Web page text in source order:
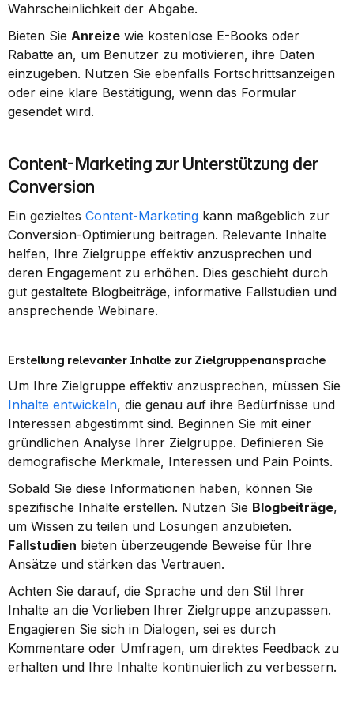
Wahrscheinlichkeit der Abgabe.
Bieten Sie Anreize wie kostenlose E-Books oder
Rabatte an, um Benutzer zu motivieren, ihre Daten
einzugeben. Nutzen Sie ebenfalls Fortschrittsanzeigen
oder eine klare Bestätigung, wenn das Formular
gesendet wird.
Content-Marketing zur Unterstützung der
Conversion
Ein gezieltes Content-Marketing kann maßgeblich zur
Conversion-Optimierung beitragen. Relevante Inhalte
helfen, Ihre Zielgruppe effektiv anzusprechen und
deren Engagement zu erhöhen. Dies geschieht durch
gut gestaltete Blogbeiträge, informative Fallstudien und
ansprechende Webinare.
Erstellung relevanter Inhalte zur Zielgruppenansprache
Inhalte entwickeln, die genau auf ihre Bedürfnisse und
Interessen abgestimmt sind. Beginnen Sie mit einer
gründlichen Analyse Ihrer Zielgruppe. Definieren Sie
demografische Merkmale, Interessen und Pain Points.
Sobald Sie diese Informationen haben, können Sie
spezifische Inhalte erstellen. Nutzen Sie Blogbeiträge,
Fallstudien bieten überzeugende Beweise für Ihre
Ansätze und stärken das Vertrauen.
Achten Sie darauf, die Sprache und den Stil Ihrer
Inhalte an die Vorlieben Ihrer Zielgruppe anzupassen.
Engagieren Sie sich in Dialogen, sei es durch
Kommentare oder Umfragen, um direktes Feedback zu
erhalten und Ihre Inhalte kontinuierlich zu verbessern.